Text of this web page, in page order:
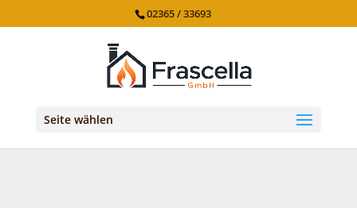
02365 / 33693
Seite wählen